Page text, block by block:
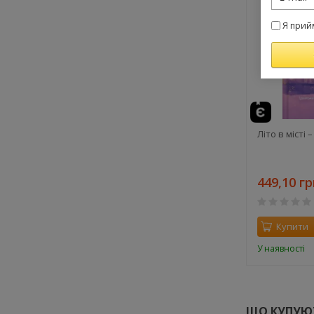
Літо в місті
449,10
Купити
У наявності
Я